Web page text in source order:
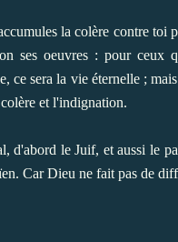
la colère contre toi
ses oeuvres : pour ceux
ce sera la vie éternelle ;
et l'indignation.
d'abord le Juif, et aussi le
Car Dieu ne fait pas de